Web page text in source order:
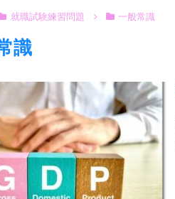
就職試験練習問題 一般常識
識